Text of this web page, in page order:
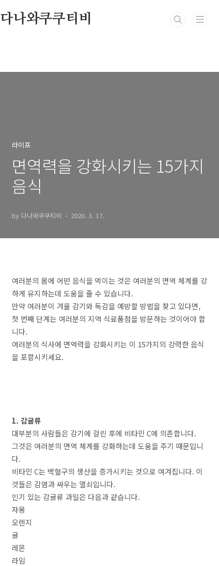
다나와쿠쿠티비
라이프
면역력을 강화시키는 15가지
음식
by 다나와쿠쿠티비 2020. 3. 17.
여러분의 몸에 어떤 음식을 먹이는 것은 여러분의 면역 체계를 강
하게 유지하는데 도움을 줄 수 있습니다.
만약 여러분이 겨울 감기와 독감을 예방할 방법을 찾고 있다면,
첫 번째 단계는 여러분의 지역 식료품점을 방문하는 것이어야 합
니다.
여러분의 식사에 면역력을 강화시키는 이 15가지의 강력한 음식
을 포함시키세요.
1. 감귤류
대부분의 사람들은 감기에 걸린 후에 비타민 C에 의존합니다.
그것은 여러분의 면역 체계를 강화하는데 도움을 주기 때문입니
다.
비타민 C는 백혈구의 생산을 증가시키는 것으로 여겨집니다. 이
것들은 감염과 싸우는 열쇠입니다.
인기 있는 감귤류 과일은 다음과 같습니다.
자몽
오렌지
귤
레몬
라임